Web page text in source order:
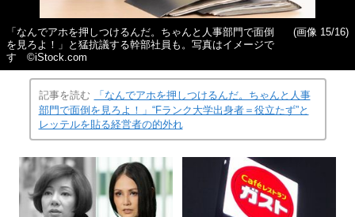
「なんでアホを押しつけるんだ。ちゃんと人事部門で面倒
を見ろよ！」と猛抗議する幹部社員も。写真はイメージで
す ©iStock.com
(画像 15/16)
記事を読む
「なんでアホを押しつけるんだ。ちゃんと人事
部門で面倒を見ろよ！」“Fランク大学出身者＝役立たず”と
レッテルを貼る経営者の的外れ